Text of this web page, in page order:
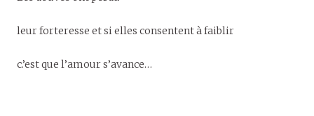
leur forteresse et si elles consentent à faiblir
c.’est que l’amour s’avance…